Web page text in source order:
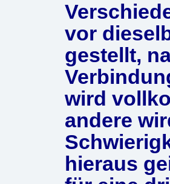
vor
gestellt,
wird
andere
hieraus